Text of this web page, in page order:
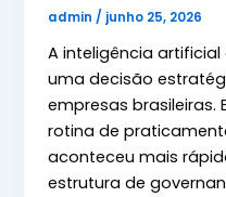
admin/ junho 25, 2026
A inteligência
uma decisão
empresas brasileiras.
rotina de
aconteceu mais
estrutura de